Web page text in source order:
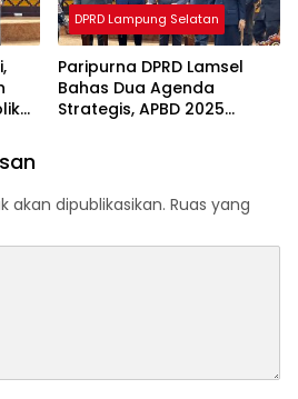
DPRD Lampung Selatan
Paripurna DPRD Lamsel
Bahas Dua Agenda
Strategis, APBD 2025
akan dipublikasikan. Ruas yang